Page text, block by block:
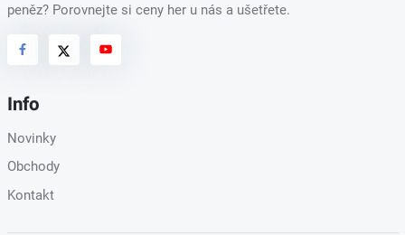
peněz? Porovnejte si ceny her u nás a ušetřete.
Info
Novinky
Obchody
Kontakt